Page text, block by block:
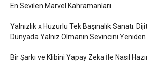
En Sevilen Marvel Kahramanları
Yalnızlık x Huzurlu Tek Başınalık Sanatı:
Dünyada Yalnız Olmanın Sevincini
Bir Şarkı ve Klibini Yapay Zeka İle Nasıl